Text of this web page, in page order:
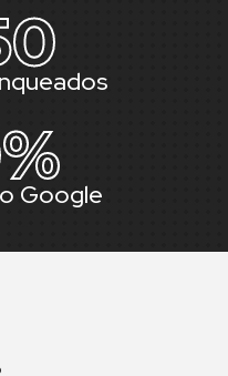
%
Google